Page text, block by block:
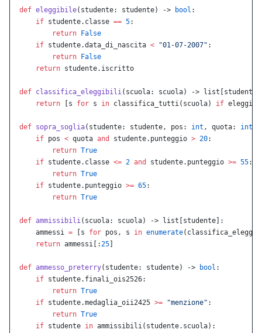
def eleggibile(studente: studente) -> bool :
    if
studente.classe == 5:
        return
False
    if
studente.data_di_nascita < "01-07-2007" :
        return
False
    return
studente.iscritto
def classifica_eleggibili(scuola: scuola) ->
    return
[s for s in classifica_tutti(scuola) if
def sopra_soglia(studente: studente, pos: int , quota: int
    if
pos < quota and studente.punteggio > 20:
        return
True
    if
studente.classe <= 2 and studente.punteggio >= 55:
        return
True
    if
studente.punteggio >= 65:
        return
True
def ammissibili(scuola: scuola) -> list[studente]:
    ammessi
= [s for pos, s in enumerate
    return
ammessi[:25
def ammesso_preterry(studente: studente) -> bool :
    if
studente.finali_ois2526:
        return
True
    if
studente.medaglia_oii2425 >= "menzione" :
        return
True
    if
studente in ammissibili(studente.scuola):